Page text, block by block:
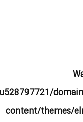
content/themes/